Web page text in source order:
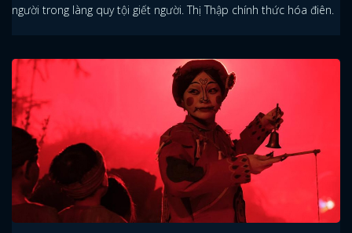
người trong làng quy tội giết người. Thị Thập chính thức hóa điên.